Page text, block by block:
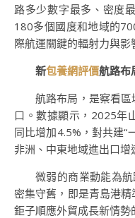
路多少數字最多、密度
180多個國度和地域的
際航運關鍵的輻射力與影
新包養網評價航路布
航路布局，是察看
口。數據顯示，2025年
同比增加4.5%，對共建“
非洲、中東地域進出口增
微弱的商業動能為
密集守舊，即是青島港
鉅子順應外貿成長新情勢